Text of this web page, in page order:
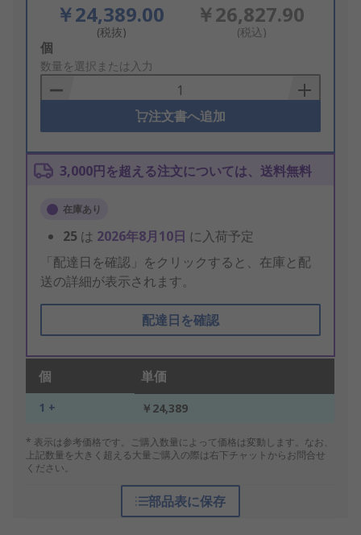
￥24,389.00
(税抜)
￥26,827.90
(税込)
Add
to
Basket
個
数量を選択または入力
注文書へ追加
3,000円を超える注文については、送料無料
在庫あり
25 は 2026年8月10日 に入荷予定
「配達日を確認」をクリックすると、在庫と配
送の詳細が表示されます。
配達日を確認
個 単価
1 + ￥24,389
* 表示は参考価格です。ご購入数量によって価格は変動します。なお、
上記数量を大きく超える大量ご購入の際は右下チャットからお問合せ
ください。
部品表に保存